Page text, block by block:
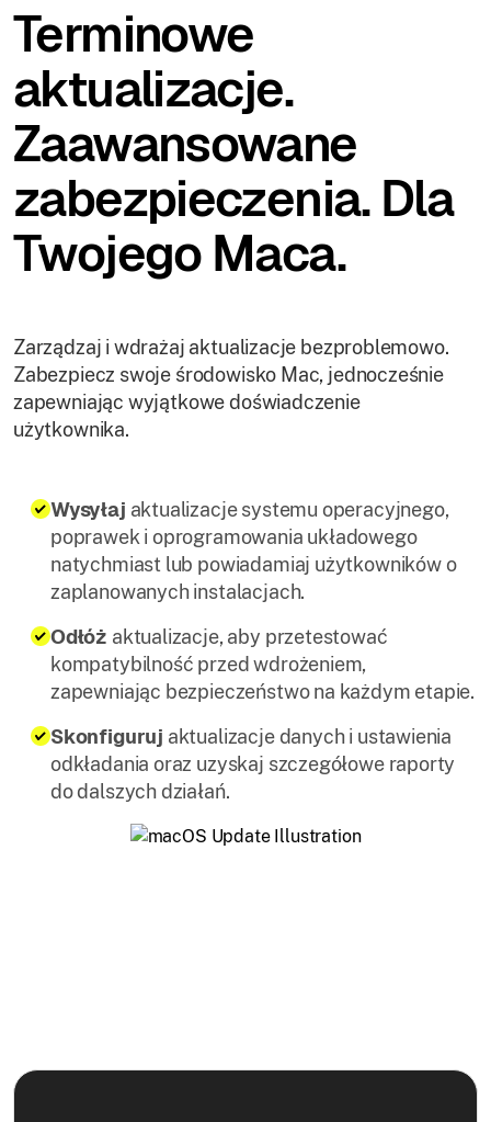
Terminowe
aktualizacje.
Zaawansowane
zabezpieczenia. Dla
Twojego Maca.
Zarządzaj i wdrażaj aktualizacje bezproblemowo.
Zabezpiecz swoje środowisko Mac, jednocześnie
zapewniając wyjątkowe doświadczenie
użytkownika.
Wysyłaj aktualizacje systemu operacyjnego,
poprawek i oprogramowania układowego
natychmiast lub powiadamiaj użytkowników o
zaplanowanych instalacjach.
Odłóż aktualizacje, aby przetestować
kompatybilność przed wdrożeniem,
zapewniając bezpieczeństwo na każdym etapie.
Skonfiguruj aktualizacje danych i ustawienia
odkładania oraz uzyskaj szczegółowe raporty
do dalszych działań.